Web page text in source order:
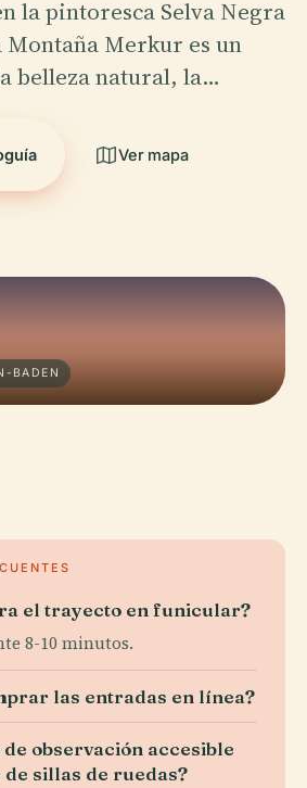
la pintoresca Selva Negra
Montaña Merkur es un
belleza natural, la…
Ver mapa
BADEN
el trayecto en funicular?
8-10 minutos.
las entradas en línea?
observación accesible
sillas de ruedas?